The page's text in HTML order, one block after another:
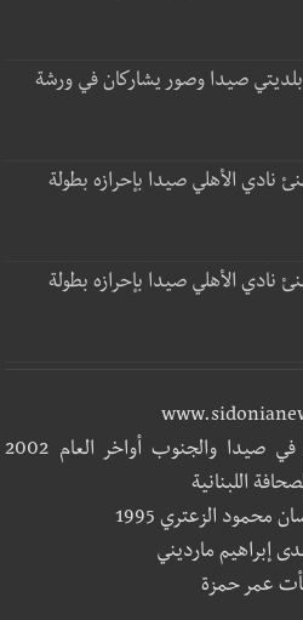
بلديتي صيدا وصور يشاركان في ورشة
نادي الأهلي صيدا بإحرازه بطولة
نادي الأهلي صيدا بإحرازه بطولة
أول صحيفة اليكترونية صدرت في صيدا والجنوب أواخر العام 2002
اللبنانية
الزعتري 1995
إبراهيم مارديني
عمر حمزة